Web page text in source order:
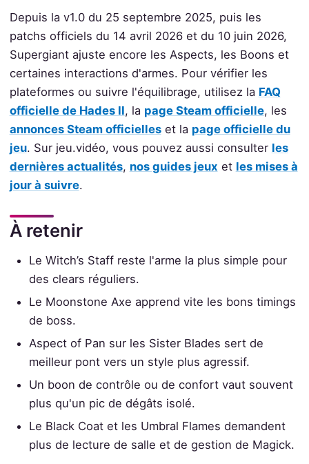
Depuis la v1.0 du 25 septembre 2025, puis les
patchs officiels du 14 avril 2026 et du 10 juin 2026,
Supergiant ajuste encore les Aspects, les Boons et
certaines interactions d'armes. Pour vérifier les
plateformes ou suivre l'équilibrage, utilisez la FAQ
officielle de Hades II, la page Steam officielle, les
annonces Steam officielleset la page officielle du
jeu. Sur jeu.vidéo, vous pouvez aussi consulter les
dernières actualités, nos guides jeux et les mises à
jour à suivre.
À retenir
Le Witch’s Staff reste l'arme la plus simple pour
des clears réguliers.
Le Moonstone Axe apprend vite les bons timings
de boss.
Aspect of Pan sur les Sister Blades sert de
meilleur pont vers un style plus agressif.
Un boon de contrôle ou de confort vaut souvent
plus qu'un pic de dégâts isolé.
Le Black Coat et les Umbral Flames demandent
plus de lecture de salle et de gestion de Magick.